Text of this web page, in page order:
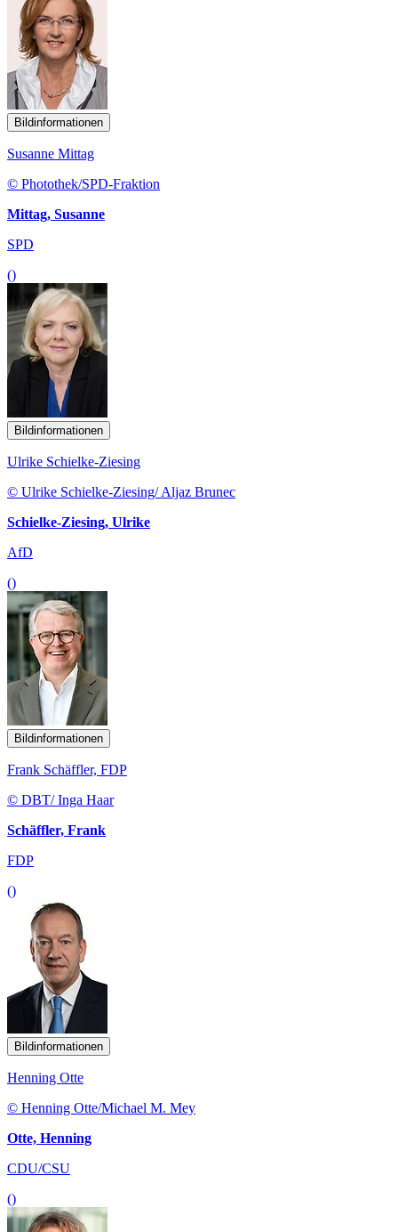
Bildinformationen
Susanne Mittag
© Photothek/SPD-Fraktion
Mittag, Susanne
SPD
()
Bildinformationen
Ulrike Schielke-Ziesing
© Ulrike Schielke-Ziesing/ Aljaz Brunec
Schielke-Ziesing, Ulrike
AfD
()
Bildinformationen
Frank Schäffler, FDP
© DBT/ Inga Haar
Schäffler, Frank
FDP
()
Bildinformationen
Henning Otte
© Henning Otte/Michael M. Mey
Otte, Henning
CDU/CSU
()